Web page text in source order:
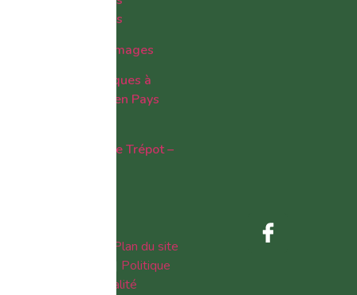
fromagers comtois
-> La fête des fromages
-> 13 lieux mythiques à
découvrir cet été en Pays
-> Vide-grenier de Trépot –
Plan du site
Politique
de confidentialité